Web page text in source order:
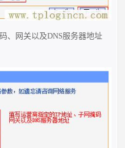
、网关以及DNS服务器地址